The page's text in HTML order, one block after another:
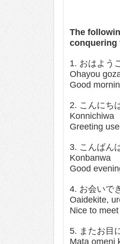
The
conquering
1. おはよう
Ohayou
Good
2. こんにち
Konnichiwa
Greeting
3. こんばん
Konbanwa
Good
4. お会いで
Oaidekite,
Nice to
5. またお目
Mata omeni